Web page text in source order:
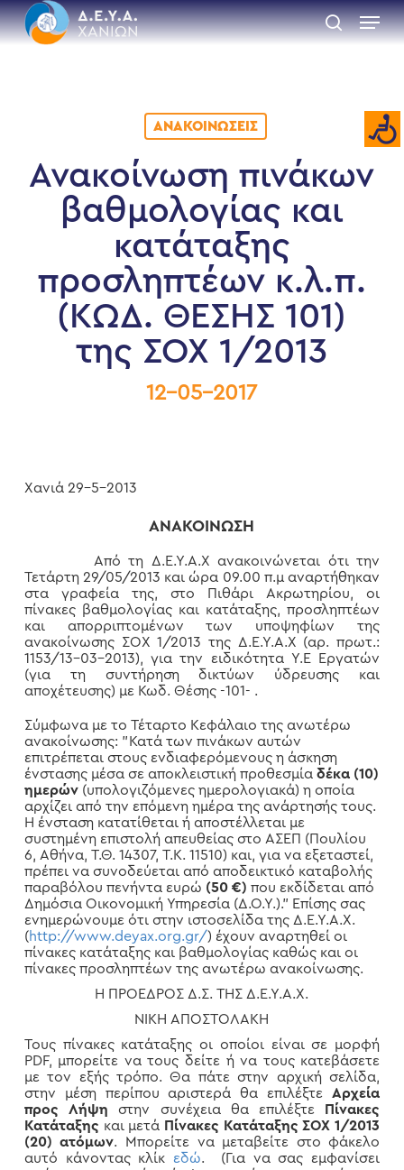
Skip
to
main
search
Menu
ΑΝΑΚΟΙΝΏΣΕΙΣ
Ανακοίνωση πινάκων
βαθμολογίας και
κατάταξης
προσληπτέων κ.λ.π.
(ΚΩΔ. ΘΕΣΗΣ 101)
της ΣΟΧ 1/2013
12-05-2017
Χανιά 29-5-2013
ΑΝΑΚΟΙΝΩΣΗ
Από τη Δ.Ε.Υ.Α.Χ ανακοινώνεται ότι την
Τετάρτη 29/05/2013 και ώρα 09.00 π.μ αναρτήθηκαν
στα γραφεία της, στο Πιθάρι Ακρωτηρίου, οι
πίνακες βαθμολογίας και κατάταξης, προσληπτέων
και απορριπτομένων των υποψηφίων της
ανακοίνωσης ΣΟΧ 1/2013 της Δ.Ε.Υ.Α.Χ (αρ. πρωτ.:
1153/13-03-2013), για την ειδικότητα Υ.Ε Εργατών
(για τη συντήρηση δικτύων ύδρευσης και
αποχέτευσης) με Κωδ. Θέσης -101- .
Σύμφωνα με το Τέταρτο Κεφάλαιο της ανωτέρω
ανακοίνωσης: "Κατά των πινάκων αυτών
επιτρέπεται στους ενδιαφερόμενους η άσκηση
ένστασης μέσα σε αποκλειστική προθεσμία δέκα (10)
ημερών(υπολογιζόμενες ημερολογιακά) η οποία
αρχίζει από την επόμενη ημέρα της ανάρτησής τους.
Η ένσταση κατατίθεται ή αποστέλλεται με
συστημένη επιστολή απευθείας στο ΑΣΕΠ (Πουλίου
6, Αθήνα, Τ.Θ. 14307, Τ.Κ. 11510) και, για να εξεταστεί,
πρέπει να συνοδεύεται από αποδεικτικό καταβολής
παραβόλου πενήντα ευρώ (50 €) που εκδίδεται από
Δημόσια Οικονομική Υπηρεσία (Δ.Ο.Υ.)." Επίσης σας
ενημερώνουμε ότι στην ιστοσελίδα της Δ.Ε.Υ.Α.Χ.
(http://www.deyax.org.gr/) έχουν αναρτηθεί οι
πίνακες κατάταξης και βαθμολογίας καθώς και οι
πίνακες προσληπτέων της ανωτέρω ανακοίνωσης.
Η ΠΡΟΕΔΡΟΣ Δ.Σ. ΤΗΣ Δ.Ε.Υ.Α.Χ.
ΝΙΚΗ ΑΠΟΣΤΟΛΑΚΗ
Τους πίνακες κατάταξης οι οποίοι είναι σε μορφή
PDF, μπορείτε να τους δείτε ή να τους κατεβάσετε
με τον εξής τρόπο. Θα πάτε στην αρχική σελίδα,
στην μέση περίπου αριστερά θα επιλέξτεΑρχεία
προς Λήψη στην συνέχεια θα επιλέξτε
Πίνακες
Κατάταξης και μετά Πίνακες Κατάταξης ΣOX 1/2013
(20) ατόμων. Μπορείτε να μεταβείτε στο φάκελο
αυτό κάνοντας κλίκ εδώ. (Για να σας εμφανίσει